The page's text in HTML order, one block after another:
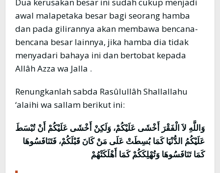
awal malapetaka besar bagi seorang hamba
dan pada gilirannya akan membawa bencana-
bencana besar lainnya, jika hamba dia tidak
menyadari bahaya ini dan bertobat kepada
Allâh Azza wa Jalla .
Renungkanlah sabda Rasûlullâh Shallallahu
‘alaihi wa sallam berikut ini:
وَاللَّهِ لاَ الْفَقْرَ أَخْشَى عَلَيْكُمْ، وَلَكِنْ أَخْشَى عَلَيْكُمْ أَنْ تُبْسَطَ
عَلَيْكُمُ الدُّنْيَا كَمَا بُسِطَتْ عَلَى مَنْ كَانَ قَبْلَكُمْ، فَتَنَافَسُوهَا
كَمَا تَنَافَسُوهَا وَتُهْلِكَكُمْ كَمَا أَهْلَكَتْهُمْ